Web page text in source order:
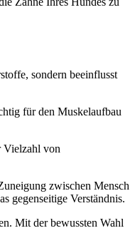
sondern beeinflusst
für den Muskelaufbau
Vielzahl von
zwischen Mensch
gegenseitige Verständnis.
Mit der bewussten Wahl